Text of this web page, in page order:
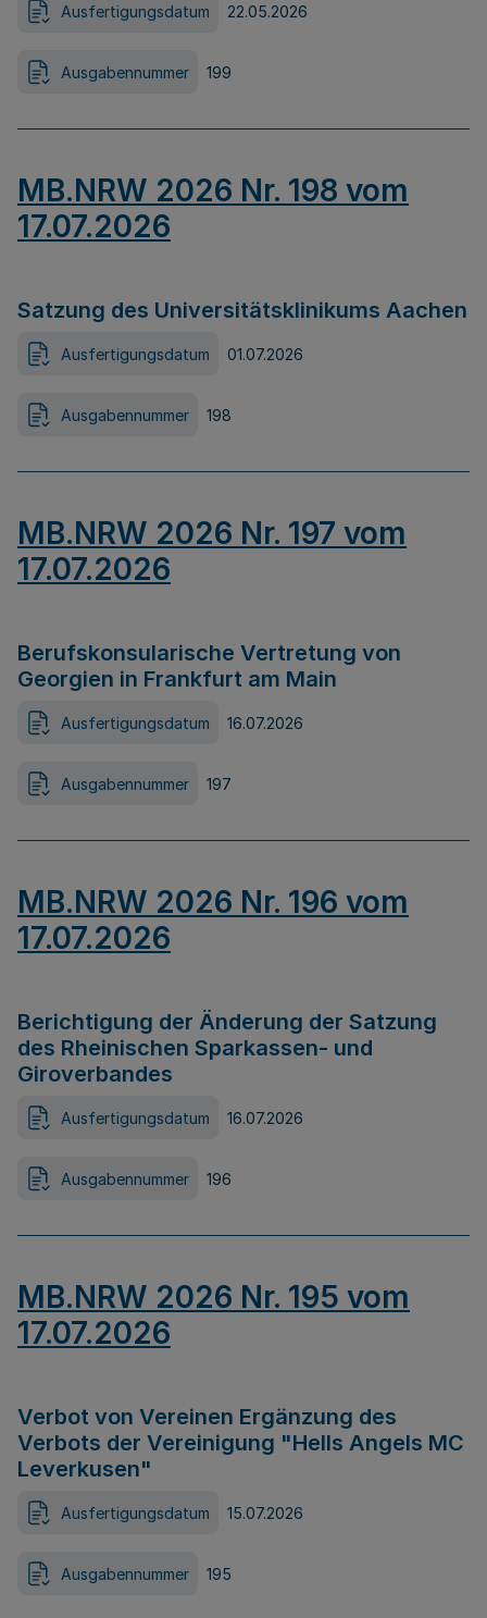
Ausfertigungsdatum 22.05.2026
Ausgabennummer 199
MB.NRW 2026 Nr. 198 vom
17.07.2026
Satzung des Universitätsklinikums Aachen
Ausfertigungsdatum 01.07.2026
Ausgabennummer 198
MB.NRW 2026 Nr. 197 vom
17.07.2026
Berufskonsularische Vertretung von
Georgien in Frankfurt am Main
Ausfertigungsdatum 16.07.2026
Ausgabennummer 197
MB.NRW 2026 Nr. 196 vom
17.07.2026
Berichtigung der Änderung der Satzung
des Rheinischen Sparkassen- und
Giroverbandes
Ausfertigungsdatum 16.07.2026
Ausgabennummer 196
MB.NRW 2026 Nr. 195 vom
17.07.2026
Verbot von Vereinen Ergänzung des
Verbots der Vereinigung "Hells Angels MC
Leverkusen"
Ausfertigungsdatum 15.07.2026
Ausgabennummer 195